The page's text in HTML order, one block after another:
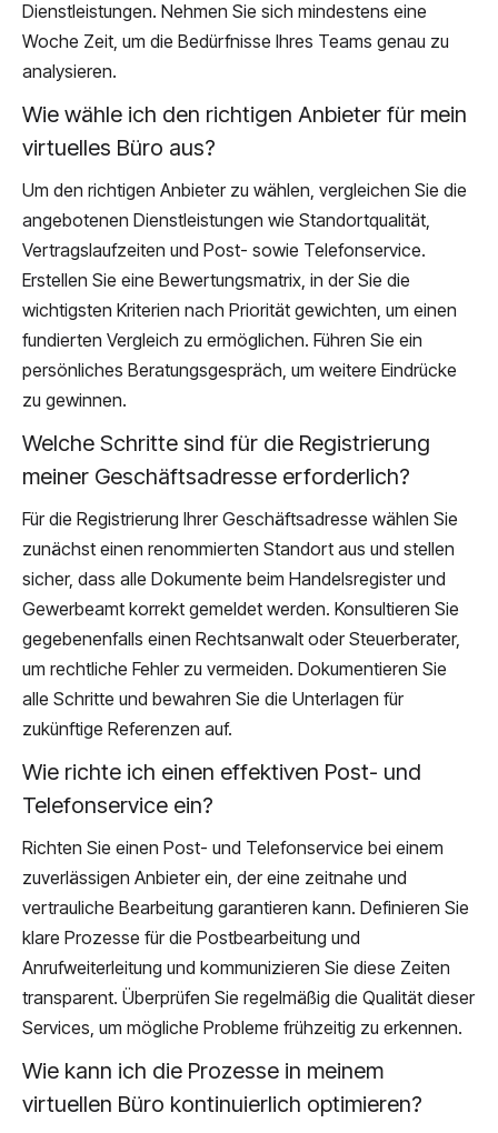
Dienstleistungen. Nehmen Sie sich mindestens eine
Woche Zeit, um die Bedürfnisse Ihres Teams genau zu
analysieren.
Wie wähle ich den richtigen Anbieter für mein
virtuelles Büro aus?
Um den richtigen Anbieter zu wählen, vergleichen Sie die
angebotenen Dienstleistungen wie Standortqualität,
Vertragslaufzeiten und Post- sowie Telefonservice.
Erstellen Sie eine Bewertungsmatrix, in der Sie die
wichtigsten Kriterien nach Priorität gewichten, um einen
fundierten Vergleich zu ermöglichen. Führen Sie ein
persönliches Beratungsgespräch, um weitere Eindrücke
zu gewinnen.
Welche Schritte sind für die Registrierung
meiner Geschäftsadresse erforderlich?
Für die Registrierung Ihrer Geschäftsadresse wählen Sie
zunächst einen renommierten Standort aus und stellen
sicher, dass alle Dokumente beim Handelsregister und
Gewerbeamt korrekt gemeldet werden. Konsultieren Sie
gegebenenfalls einen Rechtsanwalt oder Steuerberater,
um rechtliche Fehler zu vermeiden. Dokumentieren Sie
alle Schritte und bewahren Sie die Unterlagen für
zukünftige Referenzen auf.
Wie richte ich einen effektiven Post- und
Telefonservice ein?
Richten Sie einen Post- und Telefonservice bei einem
zuverlässigen Anbieter ein, der eine zeitnahe und
vertrauliche Bearbeitung garantieren kann. Definieren Sie
klare Prozesse für die Postbearbeitung und
Anrufweiterleitung und kommunizieren Sie diese Zeiten
transparent. Überprüfen Sie regelmäßig die Qualität dieser
Services, um mögliche Probleme frühzeitig zu erkennen.
Wie kann ich die Prozesse in meinem
virtuellen Büro kontinuierlich optimieren?